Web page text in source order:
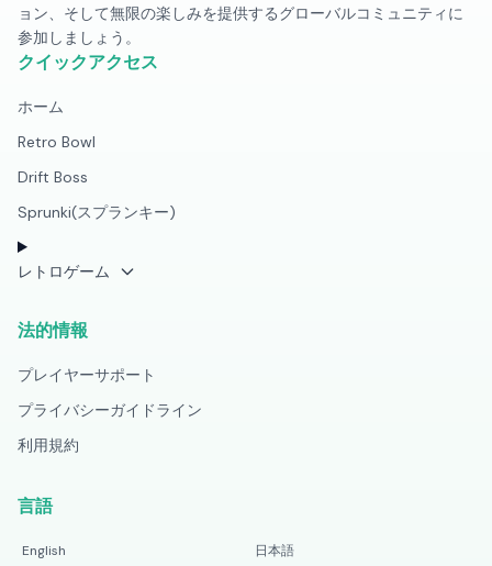
ョン、そして無限の楽しみを提供するグローバルコミュニティに
参加しましょう。
クイックアクセス
ホーム
Retro Bowl
Drift Boss
Sprunki(スプランキー)
レトロゲーム
法的情報
プレイヤーサポート
プライバシーガイドライン
利用規約
言語
English 日本語